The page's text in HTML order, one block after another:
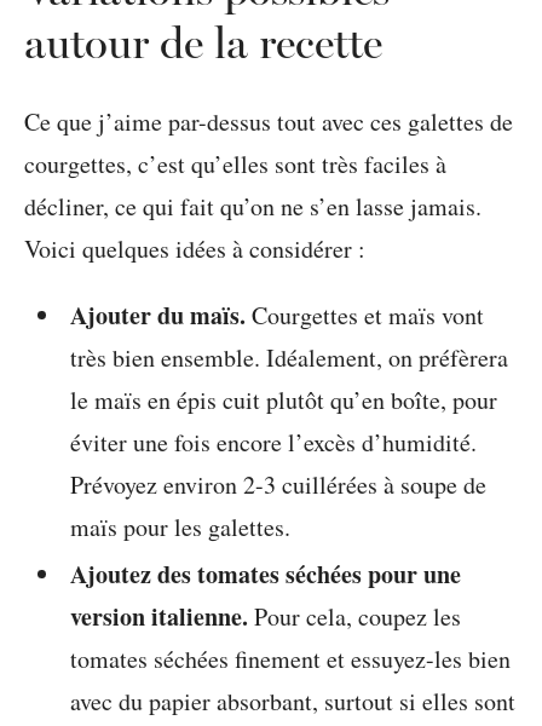
autour de la recette
Ce que j’aime par-dessus tout avec ces galettes de
courgettes, c’est qu’elles sont très faciles à
décliner, ce qui fait qu’on ne s’en lasse jamais.
Voici quelques idées à considérer :
Ajouter du maïs. Courgettes et maïs vont
très bien ensemble. Idéalement, on préfèrera
le maïs en épis cuit plutôt qu’en boîte, pour
éviter une fois encore l’excès d’humidité.
Prévoyez environ 2-3 cuillérées à soupe de
maïs pour les galettes.
Ajoutez des tomates séchées pour une
version italienne.Pour cela, coupez les
tomates séchées finement et essuyez-les bien
avec du papier absorbant, surtout si elles sont